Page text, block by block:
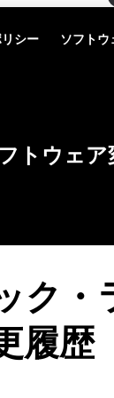
シー ソフトウ
トウェア
ク・
履歴